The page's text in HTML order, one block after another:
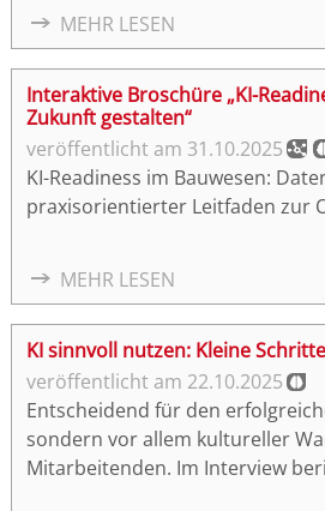
aktuelle Entwicklungen und
eindrucksvoll, welche Impulse
Bauens – von der Planung über
markierte zugleich die
Transformation im
MEHR LESEN
Interaktive Broschüre „KI-
Zukunft gestalten“
31.10.2025
KI-Readiness im Bauwesen:
praxisorientierter Leitfaden zur
MEHR LESEN
KI sinnvoll nutzen: Kleine
22.10.2025
Entscheidend für den
sondern vor allem kultureller
Mitarbeitenden. Im Interview